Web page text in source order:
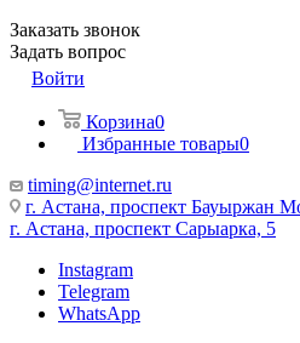
Заказать звонок
Задать вопрос
Войти
Корзина0
Избранные товары0
timing@internet.ru
г. Астана, проспект Бауыржан
г. Астана, проспект Сарыарка, 5
Instagram
Telegram
WhatsApp